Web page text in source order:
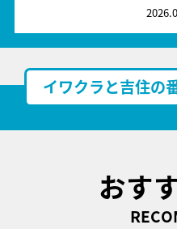
イワクラと吉住の
おす